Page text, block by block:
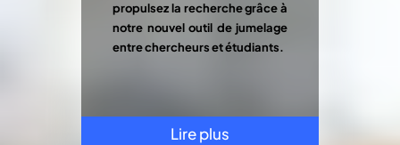
propulsez la recherche grâce à
notre nouvel outil de jumelage
entre chercheurs et étudiants.
Lire plus